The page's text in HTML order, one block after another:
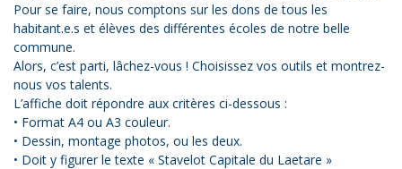
Pour se faire, nous comptons sur les dons de tous les
habitant.e.s et élèves des différentes écoles de notre belle
commune.
Alors, c’est parti, lâchez-vous ! Choisissez vos outils et montrez-
nous vos talents.
L’affiche doit répondre aux critères ci-dessous :
• Format A4 ou A3 couleur.
• Dessin, montage photos, ou les deux.
• Doit y figurer le texte « Stavelot Capitale du Laetare »